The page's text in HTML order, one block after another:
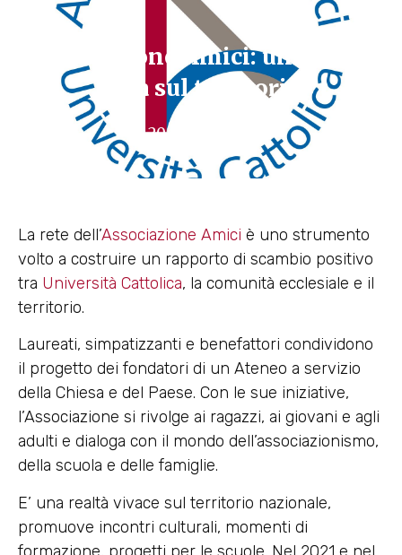
Associazione Amici: una realtà
viva sul territorio
20 Luglio 2022
La rete dell’Associazione Amici è uno strumento
volto a costruire un rapporto di scambio positivo
tra Università Cattolica, la comunità ecclesiale e il
territorio.
Laureati, simpatizzanti e benefattori condividono
il progetto dei fondatori di un Ateneo a servizio
della Chiesa e del Paese. Con le sue iniziative,
l’Associazione si rivolge ai ragazzi, ai giovani e agli
adulti e dialoga con il mondo dell’associazionismo,
della scuola e delle famiglie.
E’ una realtà vivace sul territorio nazionale,
promuove incontri culturali, momenti di
formazione, progetti per le scuole. Nel 2021 e nel